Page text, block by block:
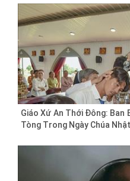
Giáo Xứ An Thới Đông: Ban
Tòng Trong Ngày Chúa